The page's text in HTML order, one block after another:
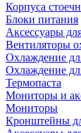
Корпуса
Блоки питания
Аксессуары
Вентиляторы
Охлаждение
Охлаждение
Термопаста
Мониторы и
Мониторы
Кронштейны